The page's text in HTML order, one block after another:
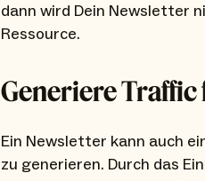
dann wird Dein Newsletter
Ressource.
Generiere Traffic
Ein Newsletter kann auch
zu generieren. Durch das